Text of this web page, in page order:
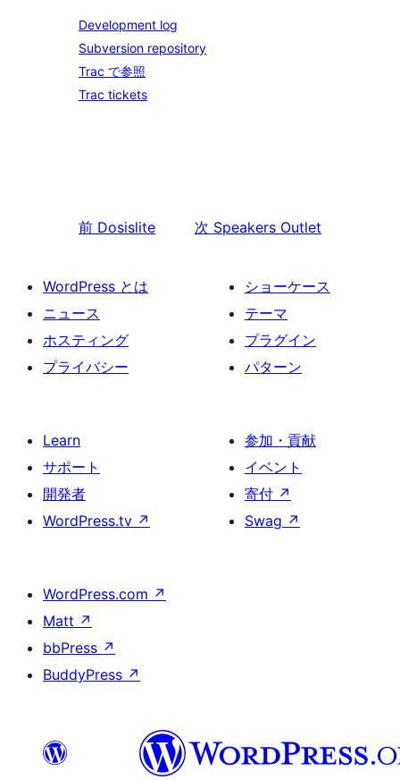
Development log
Subversion repository
Trac で参照
Trac tickets
前 Dosislite 次 Speakers Outlet
WordPress とは
ニュース
ホスティング
プライバシー
ショーケース
テーマ
プラグイン
パターン
Learn
サポート
開発者
WordPress.tv ↗
参加・貢献
イベント
寄付 ↗
Swag ↗
WordPress.com ↗
Matt ↗
bbPress ↗
BuddyPress ↗